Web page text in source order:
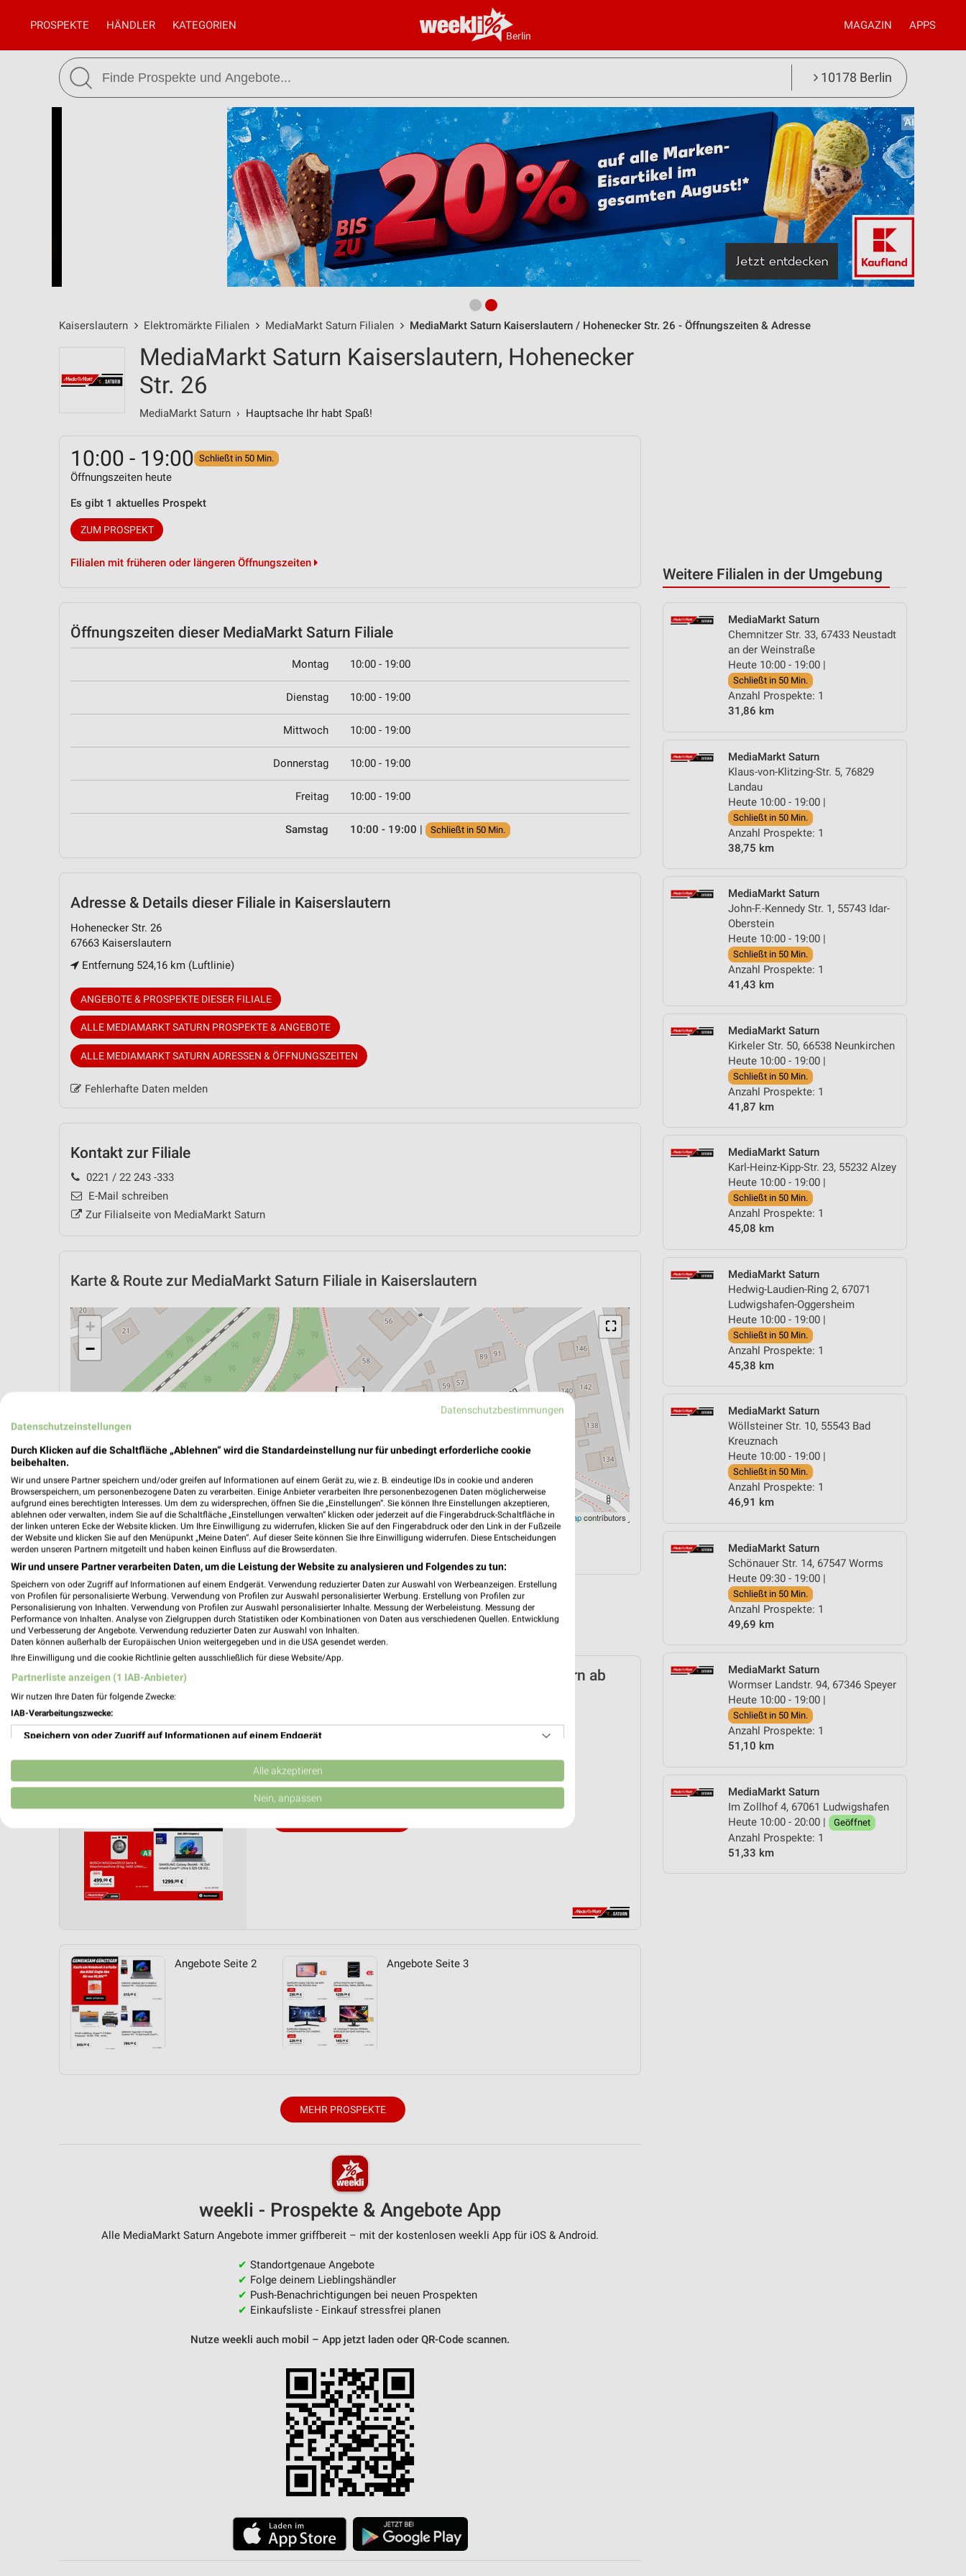
Berlin
PROSPEKTE HÄNDLER KATEGORIEN MAGAZIN APPS
10178 Berlin
Kaiserslautern Elektromärkte Filialen MediaMarkt Saturn Filialen MediaMarkt Saturn Kaiserslautern / Hohenecker Str. 26 - Öffnungszeiten & Adresse
Weitere Filialen in der Umgebung
MediaMarkt Saturn
Chemnitzer Str. 33, 67433 Neustadt
an der Weinstraße
Heute 10:00 - 19:00 |
Schließt in 50 Min.
Anzahl Prospekte: 1
31,86 km
MediaMarkt Saturn
Klaus-von-Klitzing-Str. 5, 76829
Landau
Heute 10:00 - 19:00 |
Schließt in 50 Min.
Anzahl Prospekte: 1
38,75 km
MediaMarkt Saturn
John-F.-Kennedy Str. 1, 55743 Idar-
Oberstein
Heute 10:00 - 19:00 |
Schließt in 50 Min.
Anzahl Prospekte: 1
41,43 km
MediaMarkt Saturn
Kirkeler Str. 50, 66538 Neunkirchen
Heute 10:00 - 19:00 |
Schließt in 50 Min.
Anzahl Prospekte: 1
41,87 km
MediaMarkt Saturn
Karl-Heinz-Kipp-Str. 23, 55232 Alzey
Heute 10:00 - 19:00 |
Schließt in 50 Min.
Anzahl Prospekte: 1
45,08 km
MediaMarkt Saturn
Hedwig-Laudien-Ring 2, 67071
Ludwigshafen-Oggersheim
Heute 10:00 - 19:00 |
Schließt in 50 Min.
Anzahl Prospekte: 1
45,38 km
MediaMarkt Saturn
Wöllsteiner Str. 10, 55543 Bad
Kreuznach
Heute 10:00 - 19:00 |
Schließt in 50 Min.
Anzahl Prospekte: 1
46,91 km
MediaMarkt Saturn
Schönauer Str. 14, 67547 Worms
Heute 09:30 - 19:00 |
Schließt in 50 Min.
Anzahl Prospekte: 1
49,69 km
MediaMarkt Saturn
Wormser Landstr. 94, 67346 Speyer
Heute 10:00 - 19:00 |
Schließt in 50 Min.
Anzahl Prospekte: 1
51,10 km
MediaMarkt Saturn
Im Zollhof 4, 67061 Ludwigshafen
Heute 10:00 - 20:00 |
Geöffnet
Anzahl Prospekte: 1
51,33 km
MediaMarkt Saturn Kaiserslautern, Hohenecker
Str. 26
MediaMarkt Saturn › Hauptsache Ihr habt Spaß!
10:00 - 19:00 Schließt in 50 Min.
Öffnungszeiten heute
Es gibt 1 aktuelles Prospekt
ZUM PROSPEKT
Filialen mit früheren oder längeren Öffnungszeiten
Öffnungszeiten dieser MediaMarkt Saturn Filiale
Montag 10:00 - 19:00
Dienstag 10:00 - 19:00
Mittwoch 10:00 - 19:00
Donnerstag 10:00 - 19:00
Freitag 10:00 - 19:00
Samstag 10:00 - 19:00 | Schließt in 50 Min.
Adresse & Details dieser Filiale in Kaiserslautern
Hohenecker Str. 26
67663 Kaiserslautern
Entfernung 524,16 km (Luftlinie)
ANGEBOTE & PROSPEKTE DIESER FILIALE
ALLE MEDIAMARKT SATURN PROSPEKTE & ANGEBOTE
ALLE MEDIAMARKT SATURN ADRESSEN & ÖFFNUNGSZEITEN
Fehlerhafte Daten melden
Kontakt zur Filiale
0221 / 22 243 -333
E-Mail schreiben
Zur Filialseite von MediaMarkt Saturn
Karte & Route zur MediaMarkt Saturn Filiale in Kaiserslautern
⛶
+
−
Leaflet|©OpenStreetMapcontributors
ÖPNV ANZEIGEN LADESÄULEN ANZEIGEN NAVIGATION MIT GOOGLE/IOS MAPS
Aktuelle Angebote in dieser Filiale
Anzahl Prospekte: 1
Letztes Prospektupdate: vor 20 Tagen
❯
MediaMarkt Saturn Prospekt für Kaiserslautern ab
Gültig von 20. Jul. bis 10. Aug.
📅 Kalendereintrag erstellen
Angebote Seite 2 Angebote Seite 3
MEHR PROSPEKTE
weekli - Prospekte & Angebote App
Alle MediaMarkt Saturn Angebote immer griffbereit – mit der kostenlosen weekli App für iOS & Android.
✔ Standortgenaue Angebote
✔ Folge deinem Lieblingshändler
✔ Push-Benachrichtigungen bei neuen Prospekten
✔ Einkaufsliste - Einkauf stressfrei planen
Nutze weekli auch mobil – App jetzt laden oder QR-Code scannen.
Datenschutzbestimmungen
Datenschutzeinstellungen
Durch Klicken auf die Schaltfläche „Ablehnen“ wird die Standardeinstellung nur für unbedingt erforderliche cookie
beibehalten.
Wir und unsere Partner speichern und/oder greifen auf Informationen auf einem Gerät zu, wie z. B. eindeutige IDs in cookie und anderen
Browserspeichern, um personenbezogene Daten zu verarbeiten. Einige Anbieter verarbeiten Ihre personenbezogenen Daten möglicherweise
aufgrund eines berechtigten Interesses. Um dem zu widersprechen, öffnen Sie die „Einstellungen“. Sie können Ihre Einstellungen akzeptieren,
ablehnen oder verwalten, indem Sie auf die Schaltfläche „Einstellungen verwalten“ klicken oder jederzeit auf die Fingerabdruck-Schaltfläche in
der linken unteren Ecke der Website klicken. Um Ihre Einwilligung zu widerrufen, klicken Sie auf den Fingerabdruck oder den Link in der Fußzeile
der Website und klicken Sie auf den Menüpunkt „Meine Daten“. Auf dieser Seite können Sie Ihre Einwilligung widerrufen. Diese Entscheidungen
werden unseren Partnern mitgeteilt und haben keinen Einfluss auf die Browserdaten.
Wir und unsere Partner verarbeiten Daten, um die Leistung der Website zu analysieren und Folgendes zu tun:
Speichern von oder Zugriff auf Informationen auf einem Endgerät. Verwendung reduzierter Daten zur Auswahl von Werbeanzeigen. Erstellung
von Profilen für personalisierte Werbung. Verwendung von Profilen zur Auswahl personalisierter Werbung. Erstellung von Profilen zur
Personalisierung von Inhalten. Verwendung von Profilen zur Auswahl personalisierter Inhalte. Messung der Werbeleistung. Messung der
Performance von Inhalten. Analyse von Zielgruppen durch Statistiken oder Kombinationen von Daten aus verschiedenen Quellen. Entwicklung
und Verbesserung der Angebote. Verwendung reduzierter Daten zur Auswahl von Inhalten.
Daten können außerhalb der Europäischen Union weitergegeben und in die USA gesendet werden.
Ihre Einwilligung und die cookie Richtlinie gelten ausschließlich für diese Website/App.
Partnerliste anzeigen (1 IAB-Anbieter)
Wir nutzen Ihre Daten für folgende Zwecke:
IAB-Verarbeitungszwecke:
Speichern von oder Zugriff auf Informationen auf einem Endgerät
Verwendung reduzierter Daten zur Auswahl von Werbeanzeigen
Erstellung von Profilen für personalisierte Werbung
Erstellung von Profilen zur Personalisierung von Inhalten
Verwendung von Profilen zur Auswahl personalisierter Inhalte
Analyse von Zielgruppen durch Statistiken oder Kombinationen von Daten aus verschiedenen
Entwicklung und Verbesserung der Angebote
Verwendung reduzierter Daten zur Auswahl von Inhalten
Geräte anhand von aktiv angeforderten Informationen identifizieren
Alle akzeptieren
Nein, anpassen